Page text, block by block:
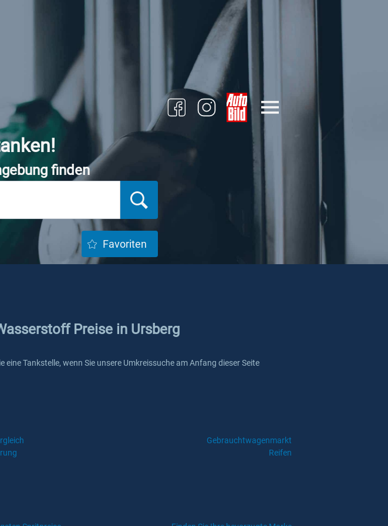
finden
Favoriten
Preise in Ursberg
Tankstelle, wenn Sie unsere Umkreissuche am Anfang dieser Seite
Gebrauchtwagenmarkt
Reifen